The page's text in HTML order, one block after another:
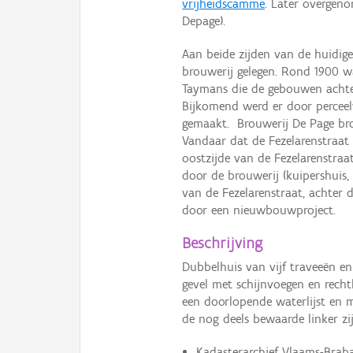
vrijheidscamme. Later
Depage).
Aan beide zijden van de
brouwerij gelegen. Rond 1900
Taymans die de gebouwen
Bijkomend werd er door
gemaakt. Brouwerij De Page
Vandaar dat de
oostzijde van de
door de brouwerij
van de Fezelarenstraat, achter
door een nieuwbouwproject.
Beschrijving
Dubbelhuis van vijf traveeën
gevel met schijnvoegen en
een doorlopende waterlijst en
de nog deels bewaarde linker